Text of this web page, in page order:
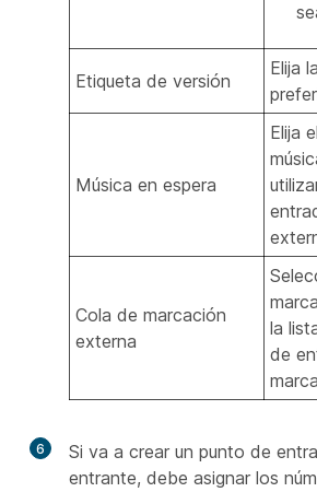
Etiqueta de versión
Elija
Música en espera
Elija
Cola de marcación
externa
la
de
6
Si va a crear un punto de
entrante, debe asignar los